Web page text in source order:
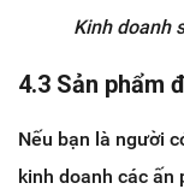
Kinh doanh
4.3 Sản phẩm
Nếu bạn là người
kinh doanh các ấn